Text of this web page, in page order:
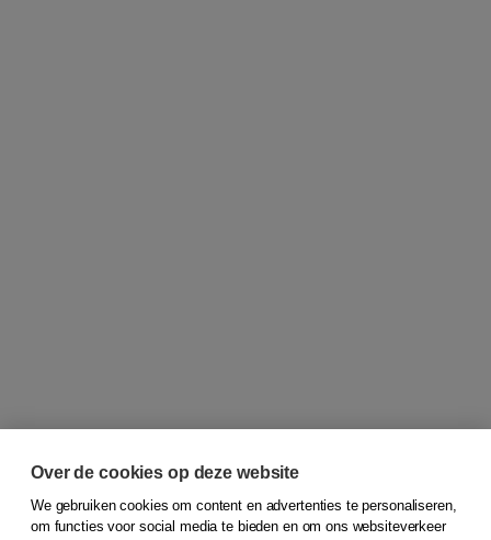
© 2026Koninklijke Boom uitgevers
Over de cookies op deze website
We gebruiken cookies om content en advertenties te personaliseren,
om functies voor social media te bieden en om ons websiteverkeer